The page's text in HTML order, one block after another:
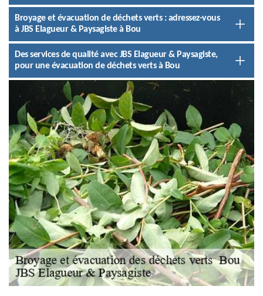
Broyage et évacuation de déchets verts : adressez-vous
à JBS Elagueur & Paysagiste à Bou
Des services de qualité avec JBS Elagueur & Paysagiste,
pour une évacuation de déchets verts à Bou